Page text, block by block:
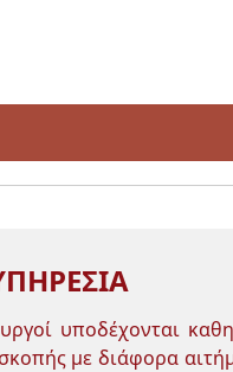
υποδέχονται
με διάφορα